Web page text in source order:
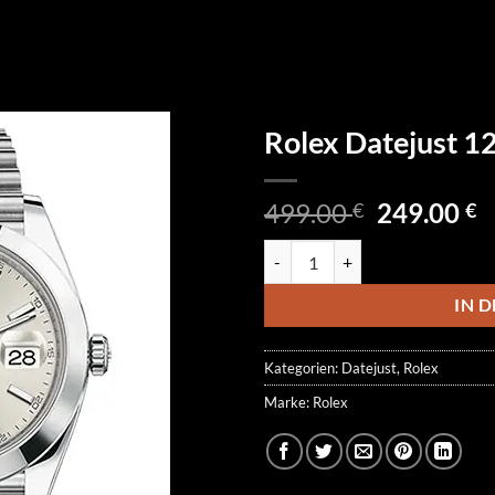
Rolex Datejust
499.00€
499.00 €
249.00€
IN
Kategorien: Datejust, Rolex
Marke: Rolex